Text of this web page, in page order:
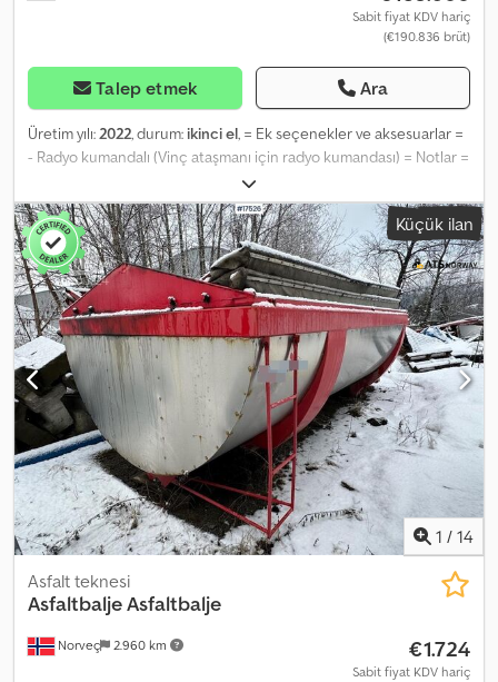
Sabit fiyat KDV hariç
(€190.836 brüt)
Talep etmek Ara
Üretim yılı:2022, durum: ikinci el, = Ek seçenekler ve aksesuarlar =
- Radyo kumandalı (Vinç ataşmanı için radyo kumandası) = Notlar =
Ek bilgiler: 3961 çalışma saati Menzil: 33,5 m Djdpfxezp Hwlj Adhowa
Bom bölümleri: 8+6 Jib ucunda maksimum kaldırma kapasitesi:
720 kg = Daha fazla bilgi = Yeni: Hayır Kullanım alanı: Yük
taşımacılığı Kaldırma kapasitesi: 23.800 kg Kaldırma yüksekliği:
3.800 cm Seri numarası: ME0095500031
Küçük ilan
1 / 14
Norveç 2.960 km
Asfalt teknesi
Asfaltbalje Asfaltbalje
€1.724
Sabit fiyat KDV hariç